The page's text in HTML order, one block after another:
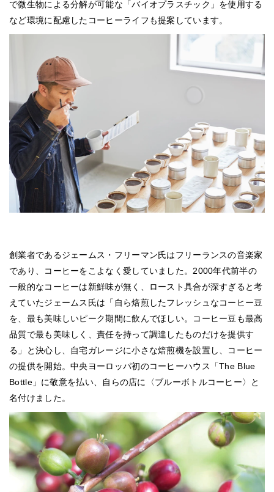
で微生物による分解が可能な「バイオプラスチック」を使用する
など環境に配慮したコーヒーライフも提案しています。
創業者であるジェームス・フリーマン氏はフリーランスの音楽家
であり、コーヒーをこよなく愛していました。2000年代前半の
一般的なコーヒーは新鮮味が無く、ロースト具合が深すぎると考
えていたジェームス氏は「自ら焙煎したフレッシュなコーヒー豆
を、最も美味しいピーク期間に飲んでほしい。コーヒー豆も最高
品質で最も美味しく、責任を持って調達したものだけを提供す
る」と決心し、自宅ガレージに小さな焙煎機を設置し、コーヒー
の提供を開始。中央ヨーロッパ初のコーヒーハウス「The Blue
Bottle」に敬意を払い、自らの店に〈ブルーボトルコーヒー〉と
名付けました。